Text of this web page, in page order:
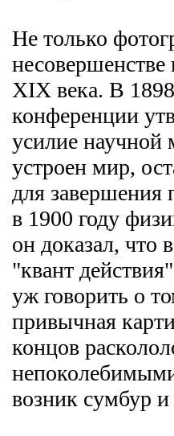
Не только
XIX века. В
конференции
усилие научной
устроен мир,
для
в 1900 году
он доказал, что
"квант
уж говорить о
привычная
концов
возник сумбур и